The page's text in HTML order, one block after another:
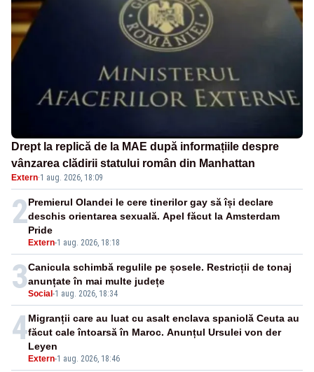
Drept la replică de la MAE după informațiile despre
vânzarea clădirii statului român din Manhattan
Extern·1 aug. 2026, 18:09
2
Extern-1 aug. 2026, 18:18
Premierul Olandei le cere tinerilor gay să își declare
deschis orientarea sexuală. Apel făcut la Amsterdam
Pride
3Social -1 aug. 2026, 18:34
Canicula schimbă regulile pe șosele. Restricții de tonaj
anunțate în mai multe județe
4
Extern-1 aug. 2026, 18:46
Migranții care au luat cu asalt enclava spaniolă Ceuta au
făcut cale întoarsă în Maroc. Anunțul Ursulei von der
Leyen